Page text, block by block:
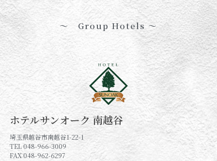
〜 Group Hotels 〜
ホテルサンオーク 南越谷
埼玉県越谷市南越谷1-22-1
TEL 048-966-3009
FAX 048-962-6297